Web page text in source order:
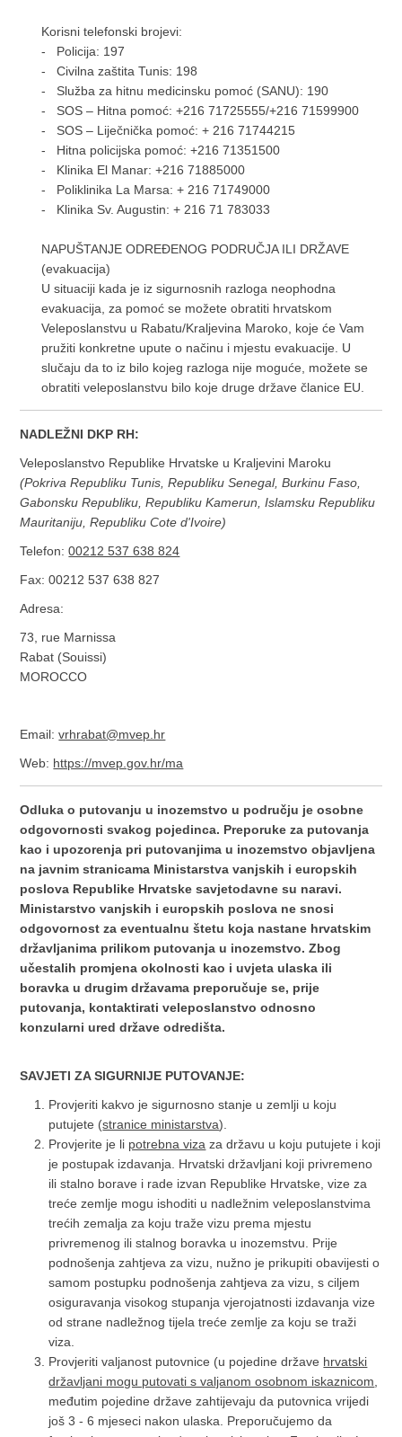
Korisni telefonski brojevi:
- Policija: 197
- Civilna zaštita Tunis: 198
- Služba za hitnu medicinsku pomoć (SANU): 190
- SOS – Hitna pomoć: +216 71725555/+216 71599900
- SOS – Liječnička pomoć: + 216 71744215
- Hitna policijska pomoć: +216 71351500
- Klinika El Manar: +216 71885000
- Poliklinika La Marsa: + 216 71749000
- Klinika Sv. Augustin: + 216 71 783033
NAPUŠTANJE ODREĐENOG PODRUČJA ILI DRŽAVE
(evakuacija)
U situaciji kada je iz sigurnosnih razloga neophodna
evakuacija, za pomoć se možete obratiti hrvatskom
Veleposlanstvu u Rabatu/Kraljevina Maroko, koje će Vam
pružiti konkretne upute o načinu i mjestu evakuacije. U
slučaju da to iz bilo kojeg razloga nije moguće, možete se
obratiti veleposlanstvu bilo koje druge države članice EU.
NADLEŽNI DKP RH:
Veleposlanstvo Republike Hrvatske u Kraljevini Maroku
(Pokriva Republiku Tunis, Republiku Senegal, Burkinu Faso,
Gabonsku Republiku, Republiku Kamerun, Islamsku Republiku
Mauritaniju, Republiku Cote d'Ivoire)
Telefon:00212 537 638 824
Fax: 00212 537 638 827
Adresa:
73, rue Marnissa
Rabat (Souissi)
MOROCCO
Email:vrhrabat@mvep.hr
Web: https://mvep.gov.hr/ma
Odluka o putovanju u inozemstvo u području je osobne
odgovornosti svakog pojedinca. Preporuke za putovanja
kao i upozorenja pri putovanjima u inozemstvo objavljena
na javnim stranicama Ministarstva vanjskih i europskih
poslova Republike Hrvatske savjetodavne su naravi.
Ministarstvo vanjskih i europskih poslova ne snosi
odgovornost za eventualnu štetu koja nastane hrvatskim
državljanima prilikom putovanja u inozemstvo. Zbog
učestalih promjena okolnosti kao i uvjeta ulaska ili
boravka u drugim državama preporučuje se, prije
putovanja, kontaktirati veleposlanstvo odnosno
konzularni ured države odredišta.
SAVJETI ZA SIGURNIJE PUTOVANJE:
Provjeriti kakvo je sigurnosno stanje u zemlji u koju
putujete (stranice ministarstva).
Provjerite je li potrebna viza za državu u koju putujete i koji
je postupak izdavanja. Hrvatski državljani koji privremeno
ili stalno borave i rade izvan Republike Hrvatske, vize za
treće zemlje mogu ishoditi u nadležnim veleposlanstvima
trećih zemalja za koju traže vizu prema mjestu
privremenog ili stalnog boravka u inozemstvu. Prije
podnošenja zahtjeva za vizu, nužno je prikupiti obavijesti o
samom postupku podnošenja zahtjeva za vizu, s ciljem
osiguravanja visokog stupanja vjerojatnosti izdavanja vize
od strane nadležnog tijela treće zemlje za koju se traži
viza.
Provjeriti valjanost putovnice (u pojedine države hrvatski
državljani mogu putovati s valjanom osobnom iskaznicom
međutim pojedine države zahtijevaju da putovnica vrijedi
još 3 - 6 mjeseci nakon ulaska. Preporučujemo da